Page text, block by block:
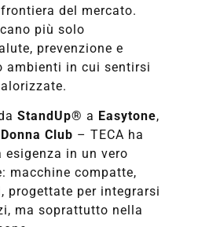
del mercato.
più solo
prevenzione e
ambienti in cui sentirsi
StandUp® a Easytone,
Donna Club – TECA ha
in un vero
macchine compatte,
progettate per integrarsi
ma soprattutto nella